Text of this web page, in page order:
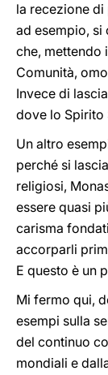
la recezione
ad esempio, si
che, mettendo
Comunità,
Invece di
dove lo Spirito
Un altro
perché si
religiosi,
essere quasi
carisma
accorparli
E questo è un
Mi fermo qui,
esempi sulla
del continuo
mondiali e